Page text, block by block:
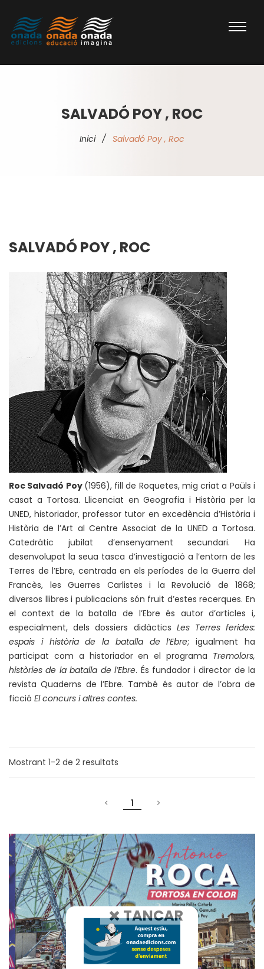
SALVADÓ POY , ROC
Inici / Salvadó Poy , Roc
SALVADÓ POY , ROC
Roc Salvadó Poy (1956), fill de Roquetes, mig criat a Paüls i
casat a Tortosa. Llicenciat en Geografia i Història per la
UNED, historiador, professor tutor en excedència d’Història i
Història de l’Art al Centre Associat de la UNED a Tortosa.
Catedràtic jubilat d’ensenyament secundari. Ha
desenvolupat la seua tasca d’investigació a l’entorn de les
Terres de l’Ebre, centrada en els períodes de la Guerra del
Francès, les Guerres Carlistes i la Revolució de 1868;
diversos llibres i publicacions són fruit d’estes recerques. En
el context de la batalla de l’Ebre és autor d’articles i,
especialment, dels dossiers didàctics Les Terres ferides:
espais i història de la batalla de l’Ebre; igualment ha
participat com a historiador en el programa Tremolors,
històries de la batalla de l’Ebre. És fundador i director de la
revista Quaderns de l’Ebre. També és autor de l’obra de
ficció El concurs i altres contes.
Mostrant 1-2 de 2 resultats
1
TANCAR